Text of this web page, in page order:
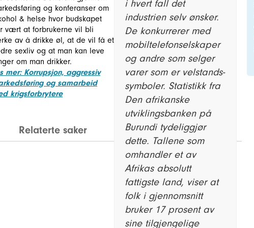
i hvert fall det
industrien selv ønsker.
De konkurrerer med
mobiltelefonselskaper
og andre som selger
varer som er velstands-
symboler. Statistikk fra
Den afrikanske
utviklingsbanken på
Burundi tydeliggjør
dette. Tallene som
omhandler et av
Afrikas absolutt
fattigste land, viser at
folk i gjennomsnitt
bruker 17 prosent av
sine tilgjengelige
og konferanser om
& helse hvor budskapet
vært at forbrukerne vil bli
av å drikke øl, at de vil få et
sexliv og at man kan leve
om man drikker.
mer: Korrupsjon, aggressiv
og samarbeid
krigsforbrytere
Relaterte saker